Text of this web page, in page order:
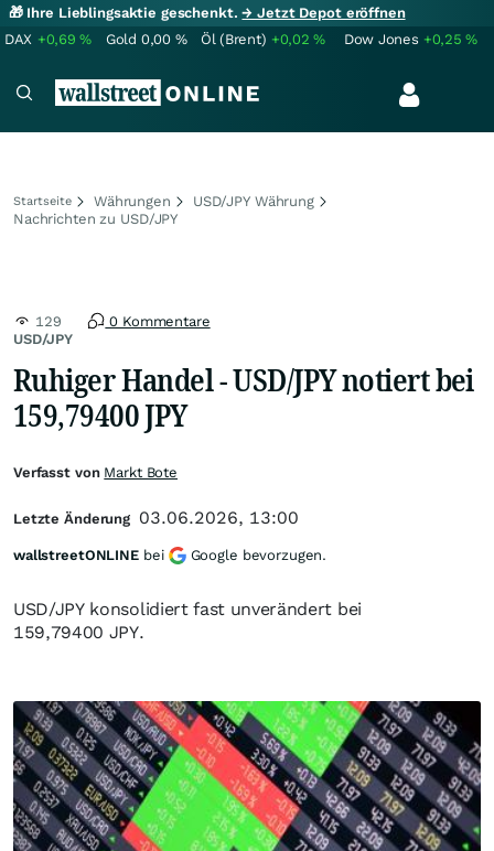
🎁 Ihre Lieblingsaktie geschenkt.→ Jetzt Depot eröffnen
DAX +0,69% Gold 0,00 % Öl (Brent) +0,02% Dow Jones +0,25%
Startseite Währungen
USD/JPY Währung
Nachrichten zu USD/JPY
USD/JPY
129 0 Kommentare
Ruhiger Handel - USD/JPY notiert bei
159,79400 JPY
USD/JPY konsolidiert fast unverändert bei
159,79400 JPY.
Verfasst von Markt Bote
Letzte Änderung 03.06.2026, 13:00
wallstreetONLINE bei Google bevorzugen.